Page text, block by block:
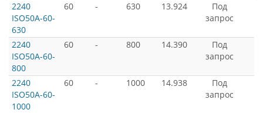
2240
ISO50A-60-
630
60 - 630 13.924
Под
запрос
2240
ISO50A-60-
800
60 - 800 14.390
Под
запрос
2240
ISO50A-60-
1000
60 - 1000 14.938
Под
запрос